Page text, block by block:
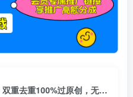
（11093期）【中视频新思路】双重去重100%过原创，无脑搬运一键多渠道发布，一人可…